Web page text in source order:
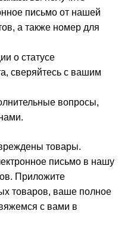
письмо от нашей
а также номер для
о статусе
сверяйтесь с вашим
вопросы,
товары.
письмо в нашу
Приложите
товаров, ваше полное
с вами в